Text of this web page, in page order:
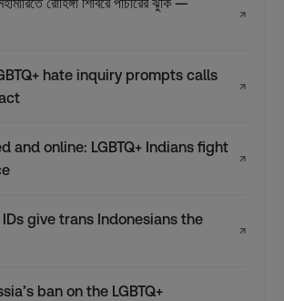
↗
hate inquiry prompts calls
↗
and online: LGBTQ+ Indians fight
↗
give trans Indonesians the
↗
ban on the LGBTQ+